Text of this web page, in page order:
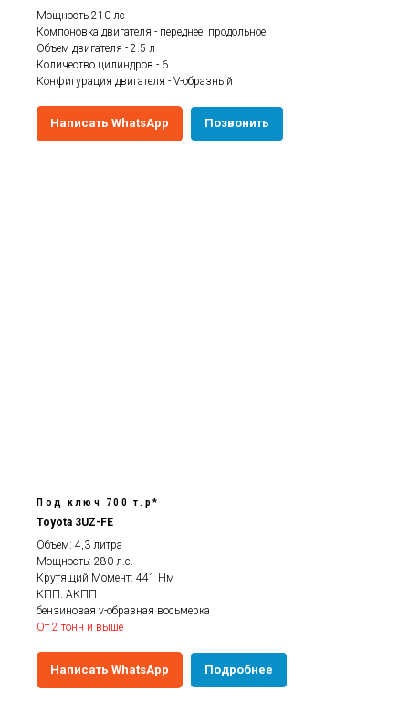
Мощность 210 лс
Компоновка двигателя - переднее, продольное
Объем двигателя - 2.5 л
Количество цилиндров - 6
Конфигурация двигателя - V-образный
Написать WhatsApp Позвонить
Под ключ 700 т.р*
Toyota 3UZ-FE
Объем: 4,3 литра
Мощность: 280 л.с.
Крутящий Момент: 441 Нм
КПП: АКПП
бензиновая v-образная восьмерка
От 2 тонн и выше
Написать WhatsApp Подробнее